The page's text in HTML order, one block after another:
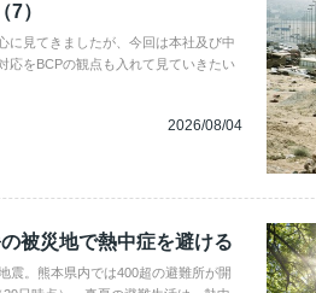
）
に見てきましたが、今回は本社及び中
応をBCPの観点も入れて見ていきたい
2026/08/04
被災地で熱中症を避ける
震。熊本県内では400超の避難所が開